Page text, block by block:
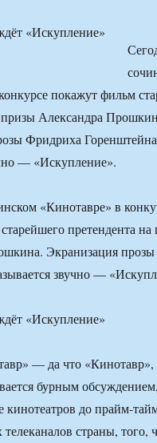
покажут фильм
призы Александра
Фридриха Горенштейна
— «Искупление».
«Кинотавре» в
претендента на
Экранизация
звучно —
— да что
бурным
кинотеатров до прайм-
страны, того,